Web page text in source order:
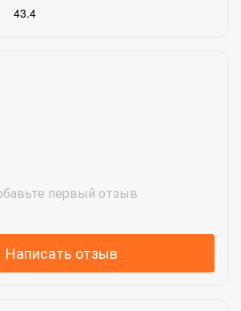
43.4
первый отзыв
Написать отзыв